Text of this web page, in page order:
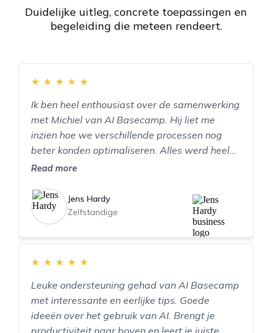
Duidelijke uitleg, concrete toepassingen en
begeleiding die meteen rendeert.
★ ★ ★ ★ ★
Ik ben heel enthousiast over de samenwerking
met Michiel van AI Basecamp. Hij liet me
inzien hoe we verschillende processen nog
beter konden optimaliseren. Alles werd heel
duidelijk en praktisch uitgelegd. Dit heeft ons
Read more
Jens Hardy
Zelfstandige
★ ★ ★ ★ ★
Leuke ondersteuning gehad van AI Basecamp
met interessante en eerlijke tips. Goede
ideeën over het gebruik van AI. Brengt je